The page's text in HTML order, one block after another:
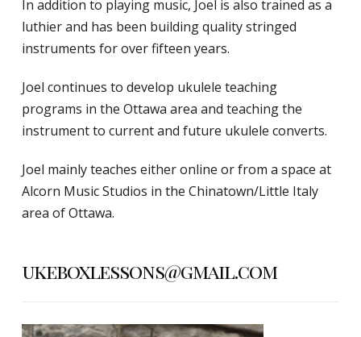
In addition to playing music, Joel is also trained as a
luthier and has been building quality stringed
instruments for over fifteen years.
Joel continues to develop ukulele teaching
programs in the Ottawa area and teaching the
instrument to current and future ukulele converts.
Joel mainly teaches either online or from a space at
Alcorn Music Studios in the Chinatown/Little Italy
area of Ottawa.
ukeboxlessons@gmail.com